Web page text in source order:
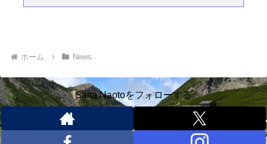
ホーム News
Saita Naotoをフォローする